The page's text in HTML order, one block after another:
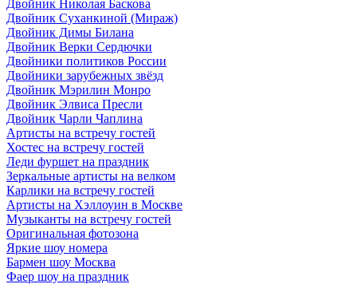
Двойник Николая Баскова
Двойник Суханкиной (Мираж)
Двойник Димы Билана
Двойник Верки Сердючки
Двойники политиков России
Двойники зарубежных звёзд
Двойник Мэрилин Монро
Двойник Элвиса Пресли
Двойник Чарли Чаплина
Артисты на встречу гостей
Хостес на встречу гостей
Леди фуршет на праздник
Зеркальные артисты на велком
Карлики на встречу гостей
Артисты на Хэллоуин в Москве
Музыканты на встречу гостей
Оригинальная фотозона
Яркие шоу номера
Бармен шоу Москва
Фаер шоу на праздник